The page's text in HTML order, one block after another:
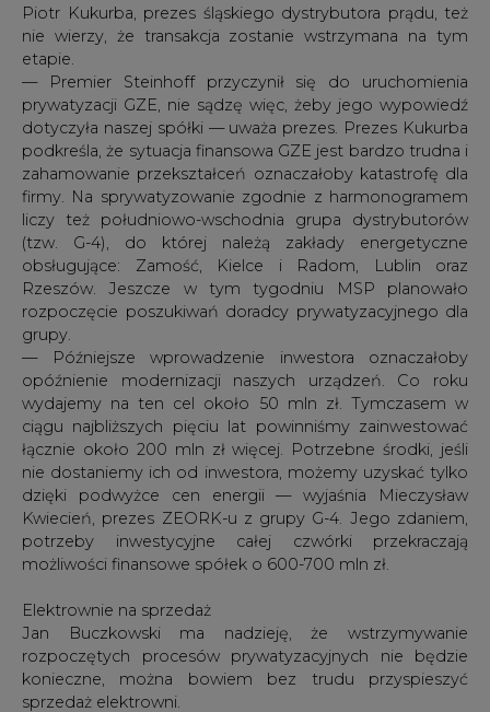
Piotr Kukurba, prezes śląskiego dystrybutora prądu, też
nie wierzy, że transakcja zostanie wstrzymana na tym
etapie.
— Premier Steinhoff przyczynił się do uruchomienia
prywatyzacji GZE, nie sądzę więc, żeby jego wypowiedź
dotyczyła naszej spółki — uważa prezes. Prezes Kukurba
podkreśla, że sytuacja finansowa GZE jest bardzo trudna i
zahamowanie przekształceń oznaczałoby katastrofę dla
firmy. Na sprywatyzowanie zgodnie z harmonogramem
liczy też południowo-wschodnia grupa dystrybutorów
(tzw. G-4), do której należą zakłady energetyczne
obsługujące: Zamość, Kielce i Radom, Lublin oraz
Rzeszów. Jeszcze w tym tygodniu MSP planowało
rozpoczęcie poszukiwań doradcy prywatyzacyjnego dla
grupy.
— Późniejsze wprowadzenie inwestora oznaczałoby
opóźnienie modernizacji naszych urządzeń. Co roku
wydajemy na ten cel około 50 mln zł. Tymczasem w
ciągu najbliższych pięciu lat powinniśmy zainwestować
łącznie około 200 mln zł więcej. Potrzebne środki, jeśli
nie dostaniemy ich od inwestora, możemy uzyskać tylko
dzięki podwyżce cen energii — wyjaśnia Mieczysław
Kwiecień, prezes ZEORK-u z grupy G-4. Jego zdaniem,
potrzeby inwestycyjne całej czwórki przekraczają
możliwości finansowe spółek o 600-700 mln zł.
Elektrownie na sprzedaż
Jan Buczkowski ma nadzieję, że wstrzymywanie
rozpoczętych procesów prywatyzacyjnych nie będzie
konieczne, można bowiem bez trudu przyspieszyć
sprzedaż elektrowni.